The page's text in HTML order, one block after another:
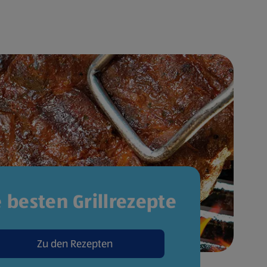
besten Grillrezepte
Zu den Rezepten